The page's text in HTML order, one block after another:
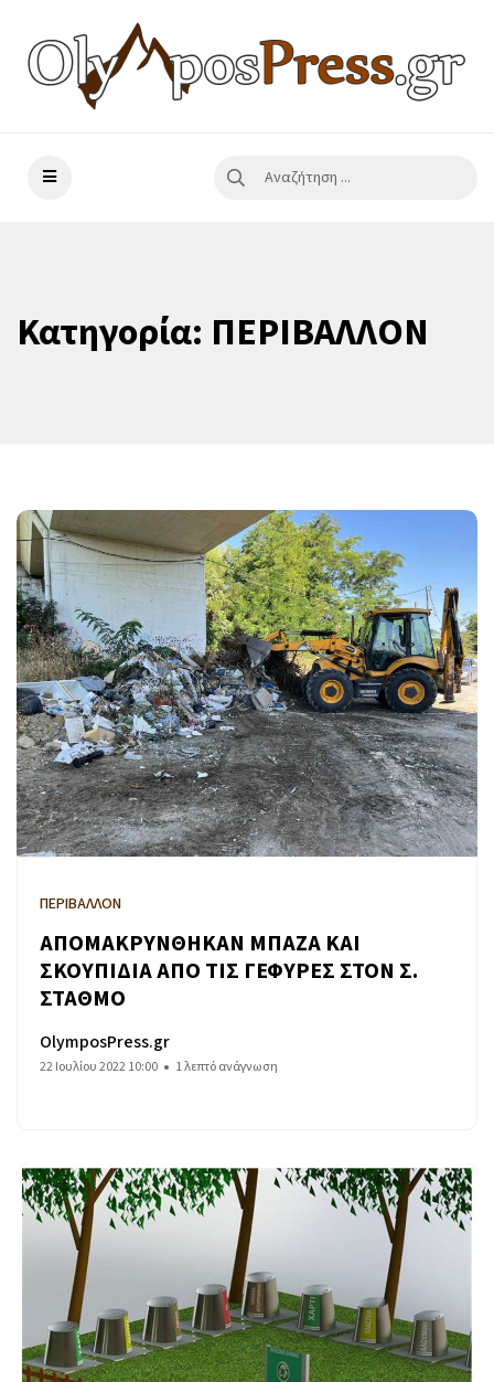
Κατηγορία: ΠΕΡΙΒΑΛΛΟΝ
ΠΕΡΙΒΑΛΛΟΝ
ΑΠΟΜΑΚΡΥΝΘΗΚΑΝ ΜΠΑΖΑ ΚΑΙ
ΣΚΟΥΠΙΔΙΑ ΑΠΟ ΤΙΣ ΓΕΦΥΡΕΣ ΣΤΟΝ Σ.
ΣΤΑΘΜΟ
OlymposPress.gr
22 Ιουλίου 2022 10:00 1 λεπτό ανάγνωση